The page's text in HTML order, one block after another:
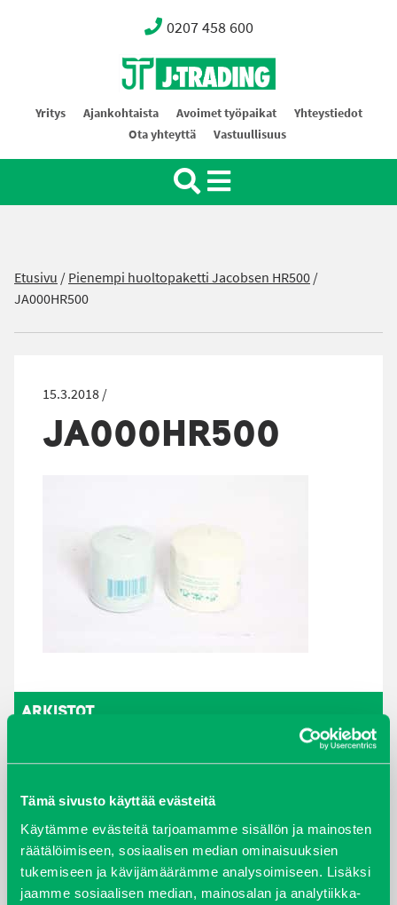
Tämä sivusto käyttää evästeitä
Käytämme evästeitä tarjoamamme sisällön ja mainosten
räätälöimiseen, sosiaalisen median ominaisuuksien
tukemiseen ja kävijämäärämme analysoimiseen. Lisäksi
jaamme sosiaalisen median, mainosalan ja analytiikka-
0207 458 600
Oy J-Trading Ab
Yritys Ajankohtaista Avoimet työpaikat
Yhteystiedot
Ota yhteyttä
Vastuullisuus
Etusivu /Pienempi huoltopaketti Jacobsen HR500/
JA000HR500
15.3.2018 /
JA000HR500
ARKISTOT
elokuu 2024
syyskuu 2023
joulukuu 2022